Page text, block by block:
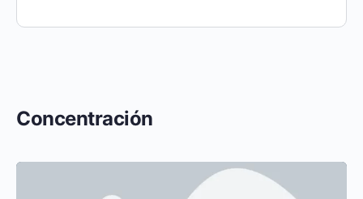
Concentración